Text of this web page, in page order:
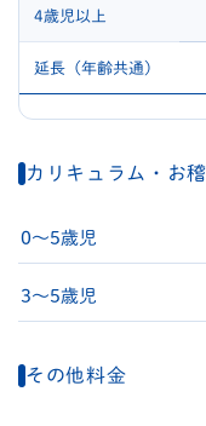
4歳児以上
延長（年齢共通）
カリキュラム・お
0〜5歳児
3〜5歳児
その他料金